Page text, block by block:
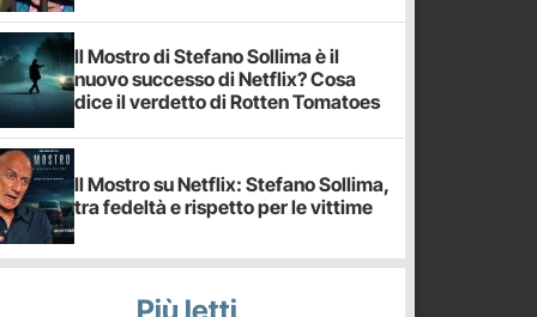
Il Mostro di Stefano Sollima è il
nuovo successo di Netflix? Cosa
dice il verdetto di Rotten Tomatoes
Il Mostro su Netflix: Stefano Sollima,
tra fedeltà e rispetto per le vittime